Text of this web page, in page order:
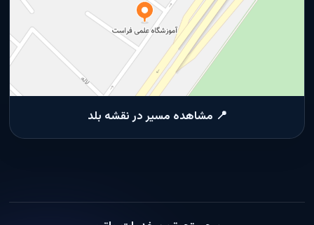
📍 مشاهده مسیر در نقشه بلد